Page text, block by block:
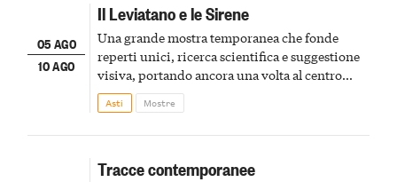
05 AGO
10 AGO
Il Leviatano e le Sirene
Una grande mostra temporanea che fonde
reperti unici, ricerca scientifica e suggestione
visiva, portando ancora una volta al centro
della scena le meraviglie del passato astigiano
Asti Mostre
Tracce contemporanee